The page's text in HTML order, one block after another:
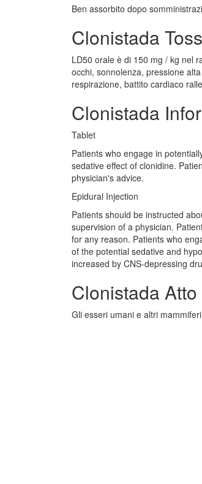
Ben assorbito dopo
Clonistada
LD50 orale è di 150 mg / kg nel
occhi, sonnolenza, pressione
respirazione, battito cardiaco
Clonistada
Tablet
Patients who engage in
sedative effect of clonidine.
physician's advice.
Epidural Injection
Patients should be instructed
supervision of a physician.
for any reason. Patients who
of the potential sedative and
increased by CNS-depressing
Clonistada
Gli esseri umani e altri mammiferi